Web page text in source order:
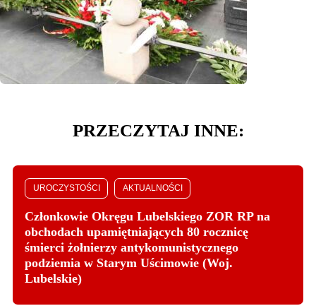
PRZECZYTAJ INNE:
UROCZYSTOŚCI AKTUALNOŚCI
Członkowie Okręgu Lubelskiego ZOR RP na
obchodach upamiętniających 80 rocznicę
śmierci żołnierzy antykomunistycznego
podziemia w Starym Uścimowie (Woj.
Lubelskie)